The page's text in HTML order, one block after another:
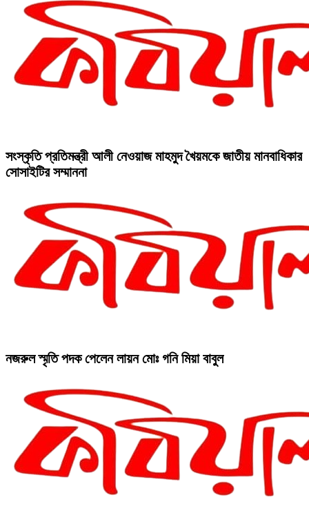
সংস্কৃতি প্রতিমন্ত্রী আলী নেওয়াজ মাহমুদ খৈয়মকে জাতীয় মানবাধিকার
সোসাইটির সম্মাননা
নজরুল স্মৃতি পদক পেলেন লায়ন মোঃ গনি মিয়া বাবুল